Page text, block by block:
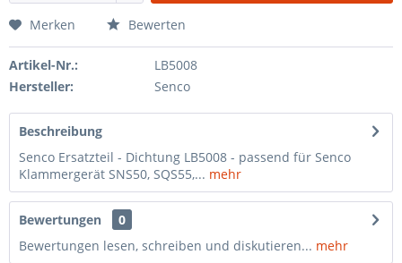
Merken Bewerten
Artikel-Nr.:
LB5008
Hersteller:
Senco
Beschreibung
Senco Ersatzteil - Dichtung LB5008 - passend für Senco
Klammergerät SNS50, SQS55,... mehr
Bewertungen
0
Bewertungen lesen, schreiben und diskutieren... mehr